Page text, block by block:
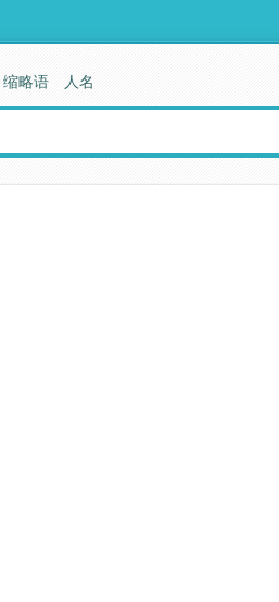
缩略语 人名